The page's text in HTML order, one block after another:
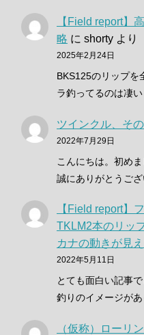
【Field report】
略 に shorty より
2025年2月24日
BKS125のリップを
ラ釣ってるのは凄い
ツインクル、その
2022年7月29日
こんにちは。初め
誠にありがとうご
【Field report】
TKLM2本のリッ
カナの動きが見え
2022年5月11日
とても面白い記事
釣りのイメージが
（仮称）ローリ